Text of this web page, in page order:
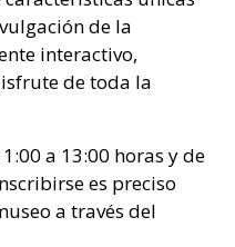
de la
interactivo,
de toda la
a 13:00 horas y de
es preciso
a través del